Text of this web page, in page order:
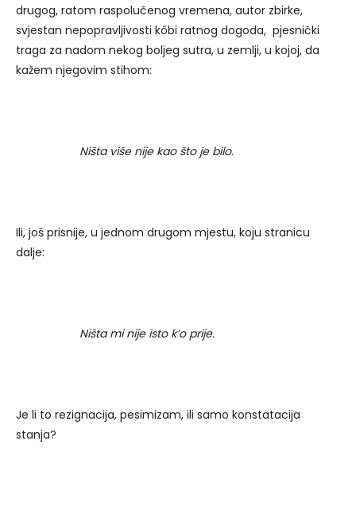
drugog, ratom raspolučenog vremena, autor zbirke,
svjestan nepopravljivosti kôbi ratnog dogoda, pjesnički
traga za nadom nekog boljeg sutra, u zemlji, u kojoj, da
kažem njegovim stihom:
Ništa više nije kao što je bilo.
Ili, još prisnije, u jednom drugom mjestu, koju stranicu
dalje:
Ništa mi nije isto k’o prije.
Je li to rezignacija, pesimizam, ili samo konstatacija
stanja?